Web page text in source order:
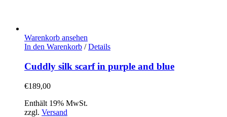
Warenkorb ansehen
In den Warenkorb / Details
Cuddly silk scarf in purple and blue
€189,00
Enthält 19% MwSt.
zzgl. Versand